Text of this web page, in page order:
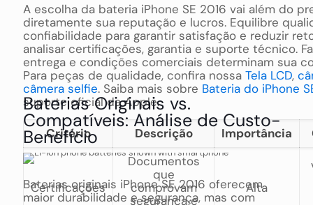
A escolha da bateria iPhone SE 2016 vai além do
diretamente sua reputação e lucros. Equilibre
confiabilidade para garantir satisfação e reduzir
analisar certificações, garantia e suporte técnico.
entrega e condições comerciais determinam sua
Para peças de qualidade, confira nossa Tela LCD,
câmera selfie. Saiba mais sobre Bateria do iPhone
suporte oficial da Apple.
Critério Descrição Importância
Certificações
Documentos
que
comprovam
segurança e
Alta
Baterias Originais vs.
Compatíveis: Análise de Custo-
Benefício
Baterias originais iPhone SE 2016 oferecem
maior durabilidade e segurança, mas com